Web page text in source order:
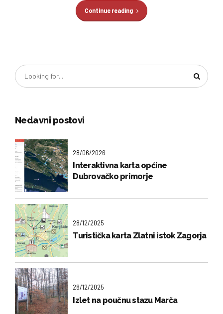
Continue reading
Nedavni postovi
28/06/2026
Interaktivna karta općine
Dubrovačko primorje
28/12/2025
Turistička karta Zlatni istok Zagorja
28/12/2025
Izlet na poučnu stazu Marča